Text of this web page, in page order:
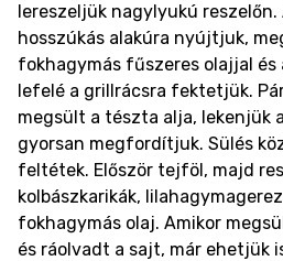
lereszeljük nagylyukú
hosszúkás alakúra nyújtjuk,
fokhagymás fűszeres olajjal és
lefelé a grillrácsra fektetjük.
megsült a tészta alja, lekenjük
gyorsan megfordítjuk. Sülés
feltétek. Először tejföl, majd
kolbászkarikák,
fokhagymás olaj. Amikor
és ráolvadt a sajt, már ehetjük